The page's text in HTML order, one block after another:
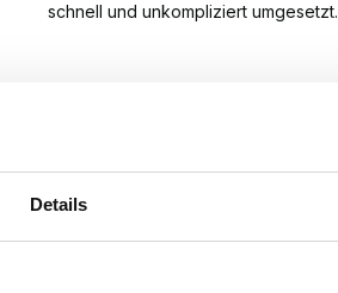
Details
schnell und unkompliziert umgesetzt.